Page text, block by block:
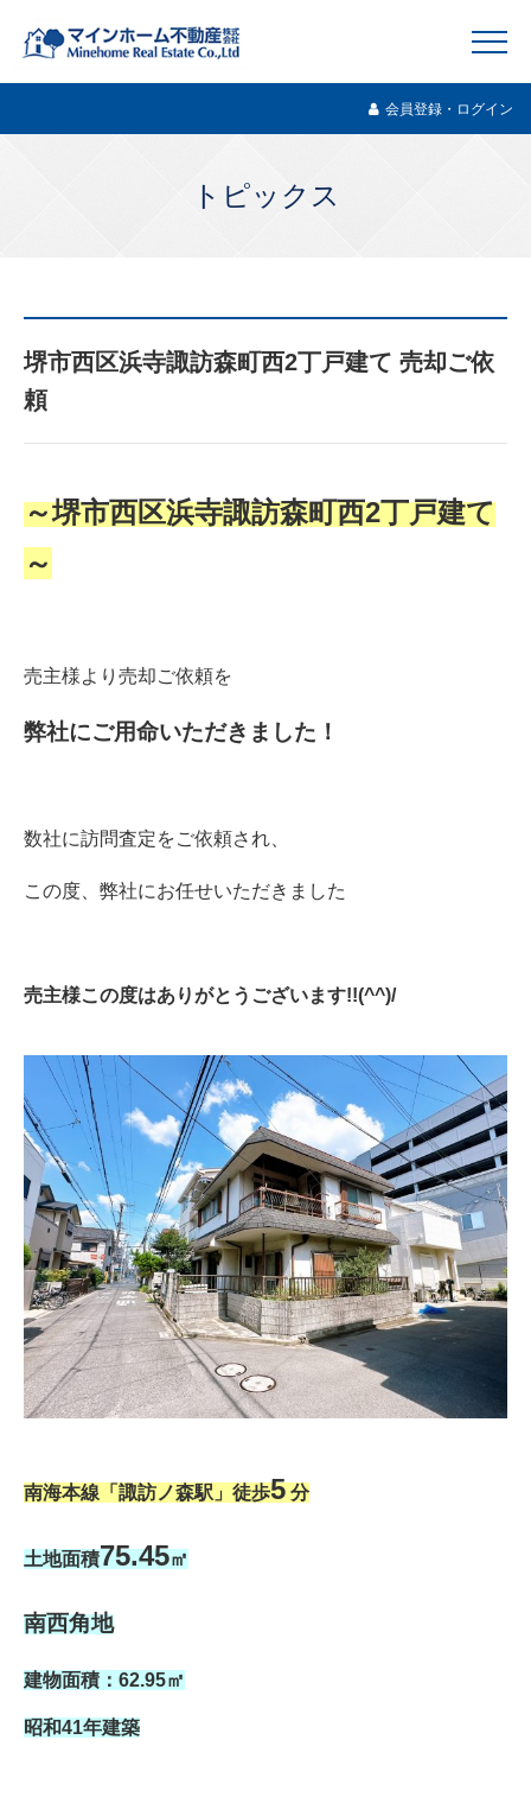
会員登録・ログイン
トピックス
堺市西区浜寺諏訪森町西2丁戸建て 売却ご依
頼
～堺市西区浜寺諏訪森町西2丁戸建て
～
売主様より売却ご依頼を
弊社にご用命いただきました！
数社に訪問査定をご依頼され、
この度、弊社にお任せいただきました
売主様この度はありがとうございます!!(^^)/
南海本線「諏訪ノ森駅」徒歩5 分
土地面積75.45㎡
南西角地
建物面積：62.95㎡
昭和41年建築